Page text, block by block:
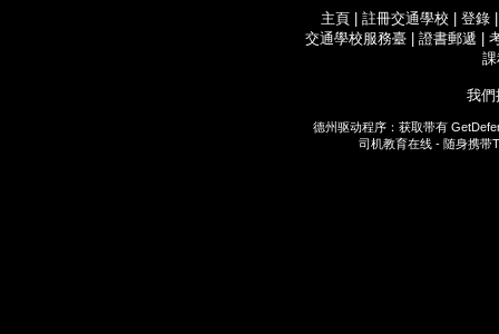
主頁 註冊交通學校 登錄
交通學校服務臺
證書郵遞
我們
德州驱动程序：获取带有
司机教育在线 - 随身携带